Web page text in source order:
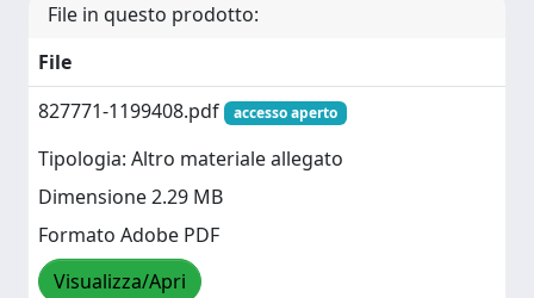
File in questo prodotto:
File
827771-1199408.pdf
accesso aperto
Tipologia: Altro materiale allegato
Dimensione 2.29 MB
Formato Adobe PDF
Visualizza/Apri